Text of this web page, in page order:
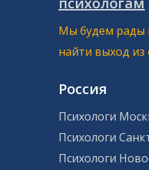
Мы будем рады
найти выход из
Россия
Психологи
Психологи
Психологи